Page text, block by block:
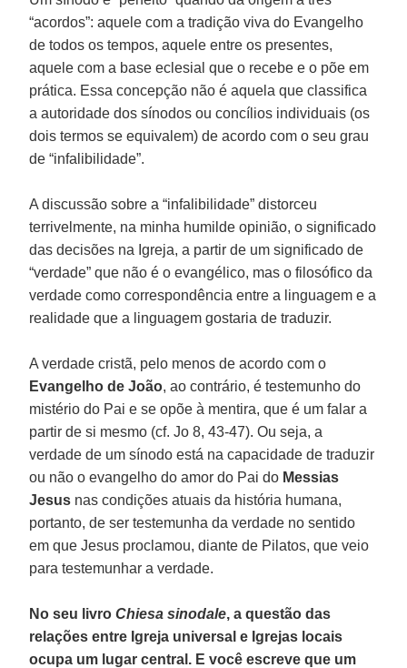
“acordos”: aquele com a tradição viva do Evangelho
de todos os tempos, aquele entre os presentes,
aquele com a base eclesial que o recebe e o põe em
prática. Essa concepção não é aquela que classifica
a autoridade dos sínodos ou concílios individuais (os
dois termos se equivalem) de acordo com o seu grau
de “infalibilidade”.
A discussão sobre a “infalibilidade” distorceu
terrivelmente, na minha humilde opinião, o significado
das decisões na Igreja, a partir de um significado de
“verdade” que não é o evangélico, mas o filosófico da
verdade como correspondência entre a linguagem e a
realidade que a linguagem gostaria de traduzir.
A verdade cristã, pelo menos de acordo com o
Evangelho de João, ao contrário, é testemunho do
mistério do Pai e se opõe à mentira, que é um falar a
partir de si mesmo (cf. Jo 8, 43-47). Ou seja, a
verdade de um sínodo está na capacidade de traduzir
ou não o evangelho do amor do Pai do Messias
Jesus nas condições atuais da história humana,
portanto, de ser testemunha da verdade no sentido
em que Jesus proclamou, diante de Pilatos, que veio
para testemunhar a verdade.
No seu livroChiesa sinodale, a questão das
relações entre Igreja universal e Igrejas locais
ocupa um lugar central. E você escreve que um